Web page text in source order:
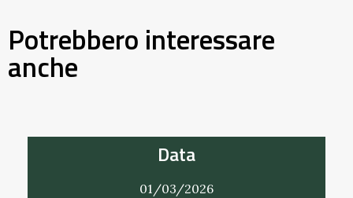
Potrebbero interessare
anche
Data
01/03/2026